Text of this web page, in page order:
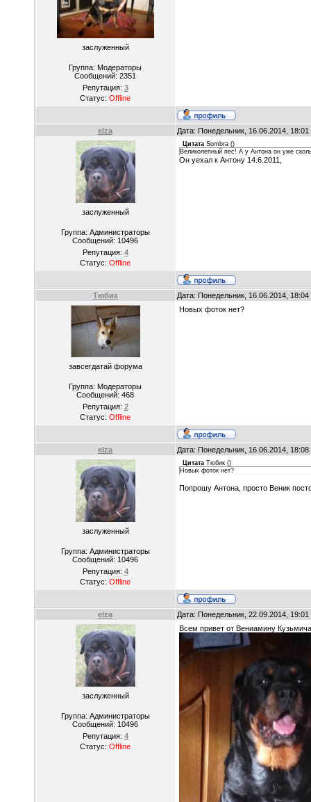
заслуженный
Группа: Модераторы
Сообщений: 2351
Репутация: 3
Статус: Offline
elza Дата: Понедельник, 16.06.2014,
заслуженный
Группа: Администраторы
Сообщений: 10496
Репутация: 4
Статус: Offline
Цитата Sombra ()
Великолепный пес! А у Антона он уже
Он уехал к Антону 14.6.2011,
Тюбик Дата: Понедельник, 16.06.2014,
завсегдатай форума
Группа: Модераторы
Сообщений: 468
Репутация: 2
Статус: Offline
Новых фоток нет?
elza Дата: Понедельник, 16.06.2014,
заслуженный
Группа: Администраторы
Сообщений: 10496
Репутация: 4
Статус: Offline
Цитата Тюбик ()
Новых фоток нет?
Попрошу Антона, просто Веник
elza Дата: Понедельник, 22.09.2014,
заслуженный
Группа: Администраторы
Сообщений: 10496
Репутация: 4
Статус: Offline
Всем привет от Вениамину Кузьмича